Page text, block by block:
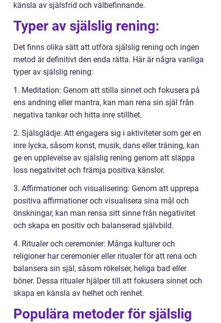
känsla av själsfrid och välbefinnande.
Typer av själslig rening:
Det finns olika sätt att utföra själslig rening och ingen
metod är definitivt den enda rätta. Här är några vanliga
typer av själslig rening:
1. Meditation: Genom att stilla sinnet och fokusera på
ens andning eller mantra, kan man rena sin själ från
negativa tankar och hitta inre stillhet.
2. Själsglädje: Att engagera sig i aktiviteter som ger en
inre lycka, såsom konst, musik, dans eller träning, kan
ge en upplevelse av själslig rening genom att släppa
loss negativitet och främja positiva känslor.
3. Affirmationer och visualisering: Genom att upprepa
positiva affirmationer och visualisera sina mål och
önskningar, kan man rensa sitt sinne från negativitet
och skapa en positiv och balanserad självbild.
4. Ritualer och ceremonier: Många kulturer och
religioner har ceremonier eller ritualer för att rena och
balansera sin själ, såsom rökelser, heliga bad eller
böner. Dessa ritualer hjälper till att fokusera sinnet och
skapa en känsla av helhet och renhet.
Populära metoder för själslig